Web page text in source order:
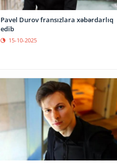
Pavel Durov fransızlara xəbərdarlıq
edib
15-10-2025